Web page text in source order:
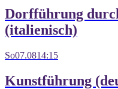
Dorfführung
(italienisch)
So07.0814:15
Kunstführung